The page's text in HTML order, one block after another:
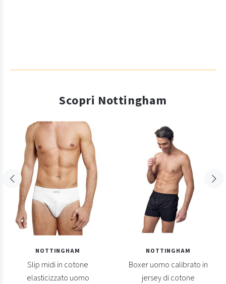
Scopri Nottingham
NOTTINGHAM
Slip midi in cotone
elasticizzato uomo
NOTTINGHAM
Boxer uomo calibrato in
jersey di cotone